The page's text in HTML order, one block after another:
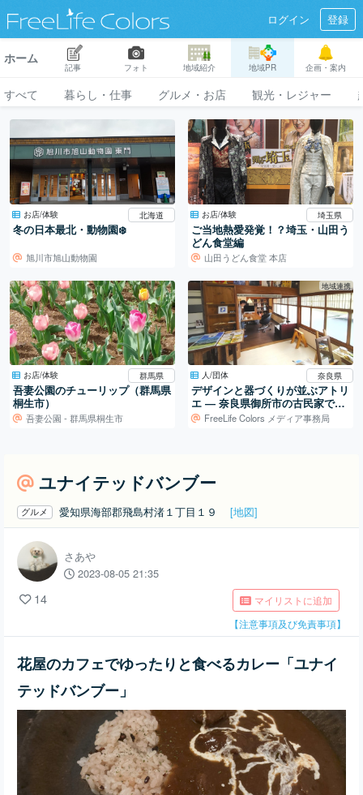
ログイン 登録
ホーム
記事 フォト 地域紹介 地域PR 企画・案内
すべて 暮らし・仕事 グルメ・お店 観光・レジャー
お店/体験 北海道
冬の日本最北・動物園❄️
旭川市旭山動物園
お店/体験 埼玉県
ご当地熱愛発覚！？埼玉・山田う
どん食堂編
山田うどん食堂 本店
お店/体験 群馬県
吾妻公園のチューリップ（群馬県
桐生市）
吾妻公園 - 群馬県桐生市
地域連携
人/団体 奈良県
デザインと器づくりが並ぶアトリ
エ ― 奈良県御所市の古民家での
活動FreeLife Colors メディア事務局
ユナイテッドバンブー
グルメ 愛知県海部郡飛島村渚１丁目１９ [地図]
さあや
2023-08-05 21:35
14
マイリストに追加
【注意事項及び免責事項】
花屋のカフェでゆったりと食べるカレー「ユナイ
テッドバンブー」